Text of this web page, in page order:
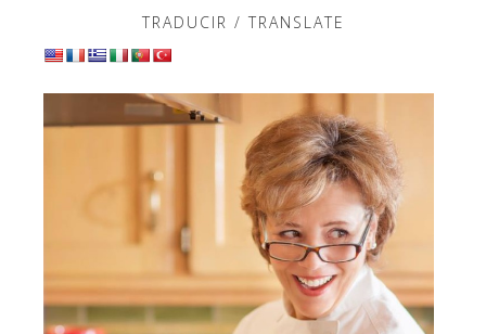
TRADUCIR / TRANSLATE